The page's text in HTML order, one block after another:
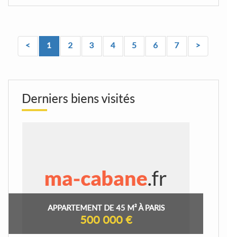
< 1 2 3 4 5 6 7 >
Derniers biens visités
APPARTEMENT DE 45 M² À PARIS
500 000 €